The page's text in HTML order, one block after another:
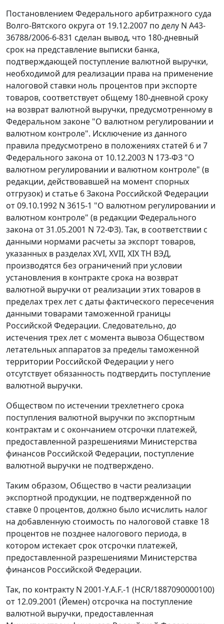
Постановлением Федерального арбитражного суда
Волго-Вятского округа от 19.12.2007 по делу N А43-
36788/2006-6-831 сделан вывод, что 180-дневный
срок на представление выписки банка,
подтверждающей поступление валютной выручки,
необходимой для реализации права на применение
налоговой ставки ноль процентов при экспорте
товаров, соответствует общему 180-дневной сроку
на возврат валютной выручки, предусмотренному в
Федеральном законе "О валютном регулировании и
валютном контроле". Исключение из данного
правила предусмотрено в положениях статей 6 и 7
Федерального закона от 10.12.2003 N 173-ФЗ "О
валютном регулировании и валютном контроле" (в
редакции, действовавшей на момент спорных
отгрузок) и статье 6 Закона Российской Федерации
от 09.10.1992 N 3615-1 "О валютном регулировании и
валютном контроле" (в редакции Федерального
закона от 31.05.2001 N 72-ФЗ). Так, в соответствии с
данными нормами расчеты за экспорт товаров,
указанных в разделах XVI, XVII, XIX ТН ВЭД,
производятся без ограничений при условии
установления в контракте срока на возврат
валютной выручки от реализации этих товаров в
пределах трех лет с даты фактического пересечения
данными товарами таможенной границы
Российской Федерации. Следовательно, до
истечения трех лет с момента вывоза Обществом
летательных аппаратов за пределы таможенной
территории Российской Федерации у него
отсутствует обязанность подтвердить поступление
валютной выручки.
Обществом по истечении трехлетнего срока
поступления валютной выручки по экспортным
контрактам и с окончанием отсрочки платежей,
предоставленной разрешениями Министерства
финансов Российской Федерации, поступление
валютной выручки не подтверждено.
Таким образом, Общество в части реализации
экспортной продукции, не подтвержденной по
ставке 0 процентов, должно было исчислить налог
на добавленную стоимость по налоговой ставке 18
процентов не позднее налогового периода, в
котором истекает срок отсрочки платежей,
предоставленной разрешениями Министерства
финансов Российской Федерации.
Так, по контракту N 2001-Y.A.F.-1 (HCR/1887090000100)
от 12.09.2001 (Йемен) отсрочка на поступление
валютной выручки, предоставленная